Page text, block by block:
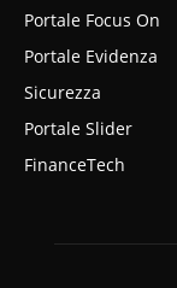
Portale Focus On
Portale Evidenza
Sicurezza
Portale Slider
FinanceTech